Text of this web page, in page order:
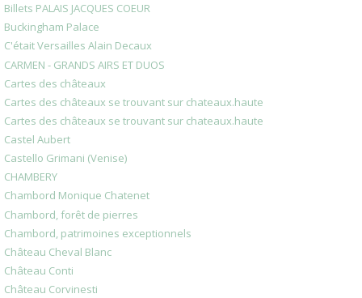
Billets PALAIS JACQUES COEUR
Buckingham Palace
C'était Versailles Alain Decaux
CARMEN - GRANDS AIRS ET DUOS
Cartes des châteaux
Cartes des châteaux se trouvant sur chateaux.haute
Cartes des châteaux se trouvant sur chateaux.haute
Castel Aubert
Castello Grimani (Venise)
CHAMBERY
Chambord Monique Chatenet
Chambord, forêt de pierres
Chambord, patrimoines exceptionnels
Château Cheval Blanc
Château Conti
Château Corvinesti